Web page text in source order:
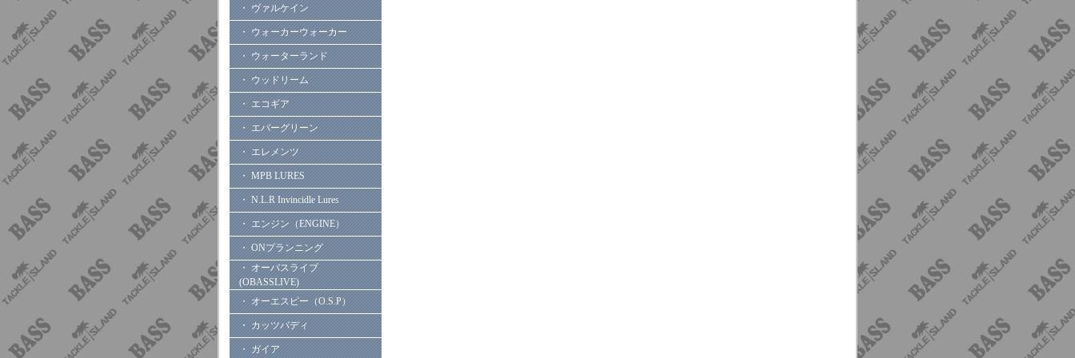
・ ヴァルケイン
・ ウォーカーウォーカー
・ ウォーターランド
・ ウッドリーム
・ エコギア
・ エバーグリーン
・ エレメンツ
・ MPB LURES
・ N.L.R Invincidle Lures
・ エンジン（ENGINE）
・ ONプランニング
・ オーバスライブ
(OBASSLIVE)
・ オーエスピー（O.S.P）
・ カッツバディ
・ ガイア